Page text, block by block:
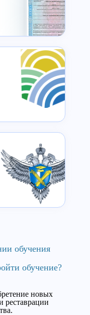
обучения
обучение?
новых
реставрации